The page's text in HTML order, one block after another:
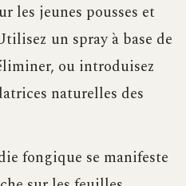
les jeunes pousses et
un spray à base de
ou introduisez
naturelles des
fongique se manifeste